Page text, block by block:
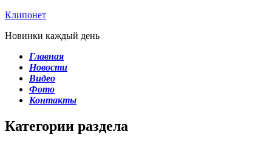
Клипонет
Новинки каждый день
Главная
Новости
Видео
Фото
Контакты
Категории раздела